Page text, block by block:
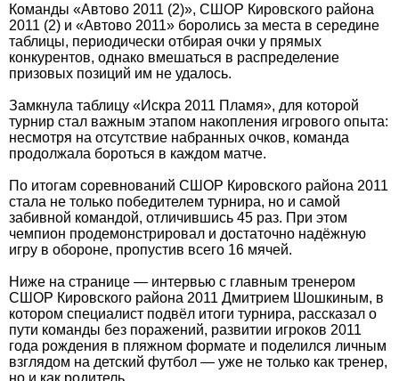
Команды «Автово 2011 (2)», СШОР Кировского района
2011 (2) и «Автово 2011» боролись за места в середине
таблицы, периодически отбирая очки у прямых
конкурентов, однако вмешаться в распределение
призовых позиций им не удалось.
Замкнула таблицу «Искра 2011 Пламя», для которой
турнир стал важным этапом накопления игрового опыта:
несмотря на отсутствие набранных очков, команда
продолжала бороться в каждом матче.
По итогам соревнований СШОР Кировского района 2011
стала не только победителем турнира, но и самой
забивной командой, отличившись 45 раз. При этом
чемпион продемонстрировал и достаточно надёжную
игру в обороне, пропустив всего 16 мячей.
Ниже на странице — интервью с главным тренером
СШОР Кировского района 2011 Дмитрием Шошкиным, в
котором специалист подвёл итоги турнира, рассказал о
пути команды без поражений, развитии игроков 2011
года рождения в пляжном формате и поделился личным
взглядом на детский футбол — уже не только как тренер,
но и как родитель.